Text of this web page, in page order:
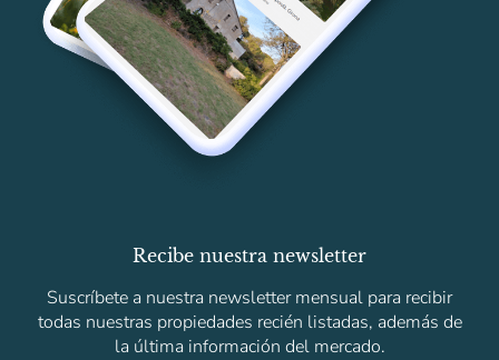
Recibe nuestra newsletter
Suscríbete a nuestra newsletter mensual para recibir
todas nuestras propiedades recién listadas, además de
la última información del mercado.